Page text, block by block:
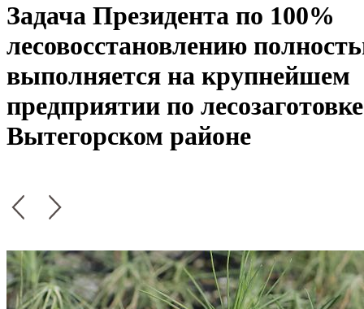
Задача Президента по 100%
лесовосстановлению
выполняется на крупнейшем
предприятии по
Вытегорском районе